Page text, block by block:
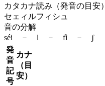
カタカナ読み（発音の目安）
セェィルフィシュ
音の分解
séi － l － fì － ʃ
発
音
記
号
カナ
（目
安）